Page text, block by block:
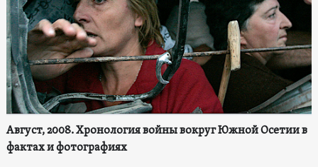
Август, 2008. Хронология войны вокруг Южной Осетии в
фактах и фотографиях